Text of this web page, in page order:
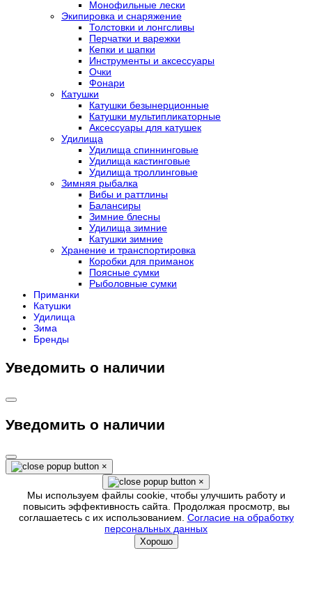
Монофильные лески
Экипировка и снаряжение
Толстовки и лонгсливы
Перчатки и варежки
Кепки и шапки
Инструменты и аксессуары
Очки
Фонари
Катушки
Катушки безынерционные
Катушки мультипликаторные
Аксессуары для катушек
Удилища
Удилища спиннинговые
Удилища кастинговые
Удилища троллинговые
Зимняя рыбалка
Вибы и раттлины
Балансиры
Зимние блесны
Удилища зимние
Катушки зимние
Хранение и транспортировка
Коробки для приманок
Поясные сумки
Рыболовные сумки
Приманки
Катушки
Удилища
Зима
Бренды
Уведомить о наличии
Уведомить о наличии
×
×
Мы используем файлы cookie, чтобы улучшить работу и
повысить эффективность сайта. Продолжая просмотр, вы
соглашаетесь с их использованием. Согласие на обработку
персональных данных
Хорошо